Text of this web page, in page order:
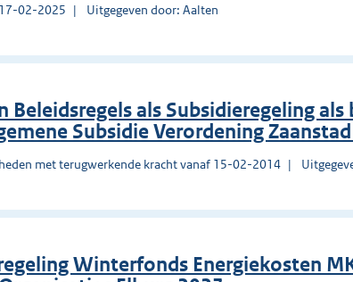
02-2025 Uitgegeven door: Aalten
Beleidsregels als Subsidieregeling als
Subsidie Verordening
met terugwerkende kracht vanaf 15-02-2014
Winterfonds Energiekosten